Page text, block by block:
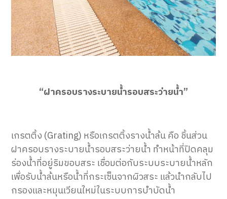
“ฝาครอบรางระบายน้ำรอบสระว่ายน้ำ”
เกรตติ้ง (Grating) หรือเกรตติ้งรางน้ำล้น คือ ชิ้นส่วน
ฝาครอบรางระบายน้ำรอบสระว่ายน้ำ ทำหน้าที่ปิดคลุม
ร่องน้ำที่อยู่ริมขอบสระ เชื่อมต่อกับระบบระบายน้ำหลัก
เพื่อรับน้ำล้นหรือน้ำที่กระเซ็นจากผิวสระ แล้วนำกลับไป
กรองและหมุนเวียนใหม่ในระบบการบำบัดน้ำ